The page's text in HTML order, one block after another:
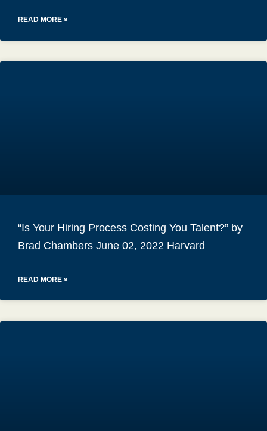
READ MORE »
“Is Your Hiring Process Costing You Talent?” by
Brad Chambers June 02, 2022 Harvard
READ MORE »